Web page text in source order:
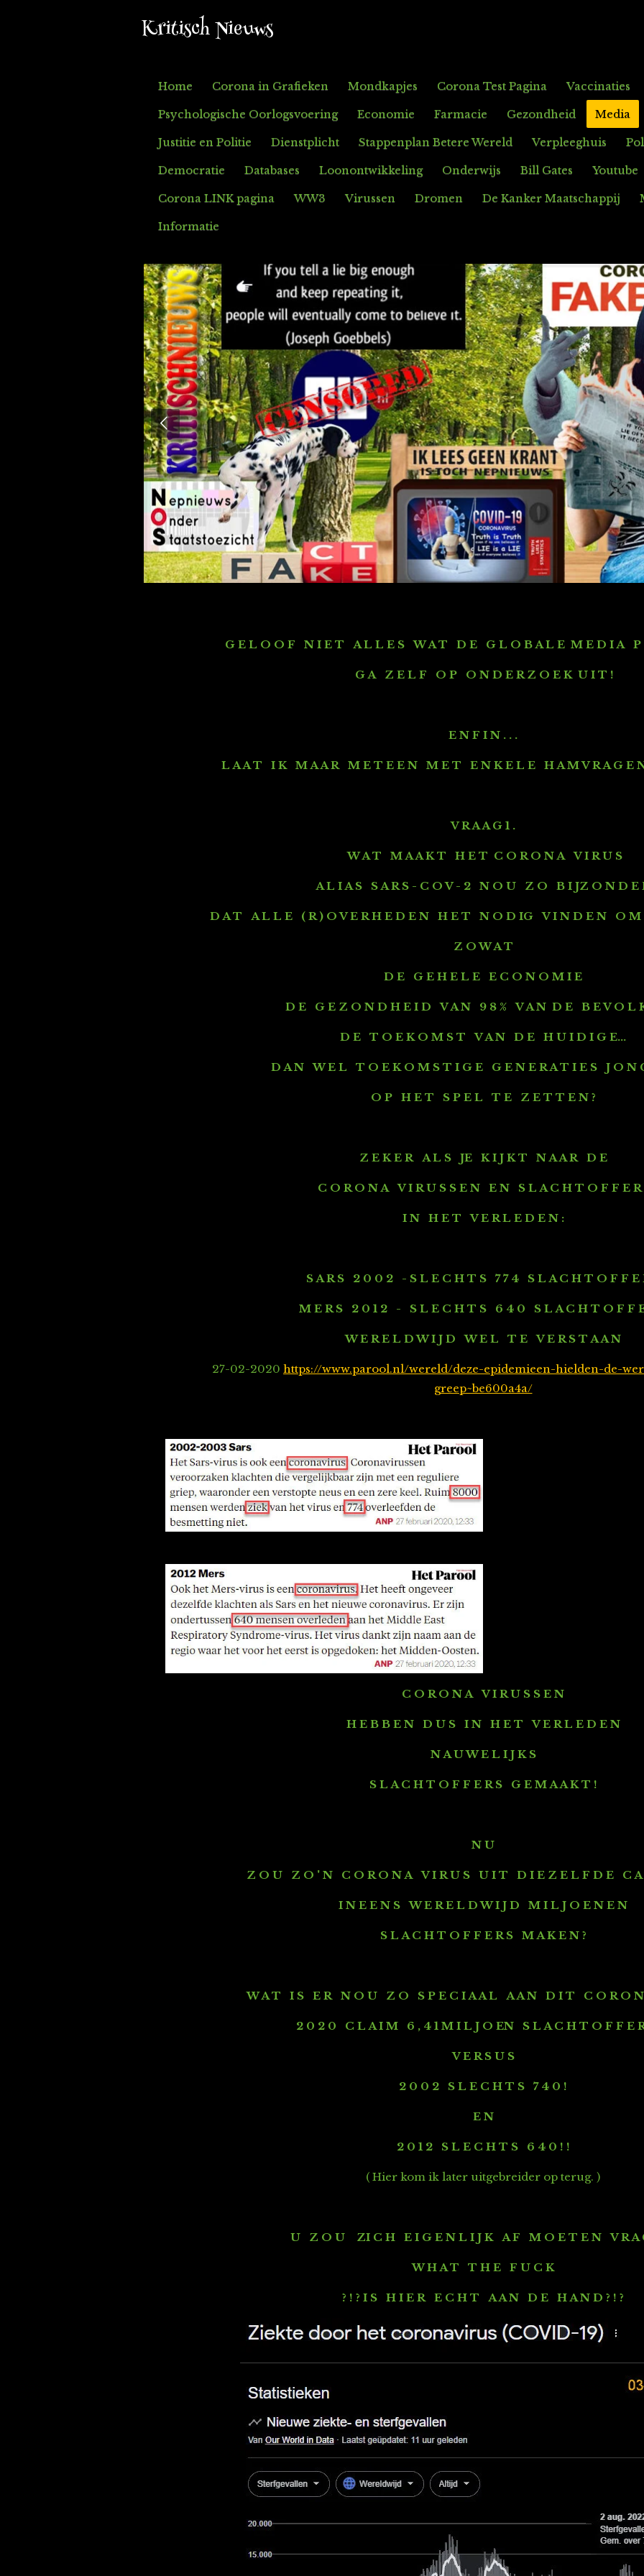
Kritisch Nieuws
Home Corona in Grafieken Mondkapjes Corona Test Pagina Vaccinaties
Psychologische Oorlogsvoering Economie Farmacie Gezondheid Media
Justitie en Politie Dienstplicht Stappenplan Betere Wereld Verpleeghuis
Democratie Databases Loonontwikkeling Onderwijs Bill Gates Youtube
Corona LINK pagina WW3 Virussen Dromen De Kanker Maatschappij
Informatie
G E L O O F N I E T A L L E S W A T D E G L O B A L E M E D I A P
G A Z E L F O P O N D E R Z O E K U I T !
E N F I N . . .
L A A T I K M A A R M E T E E N M E T E N K E L E H A M V R A G E
V R A A G 1 .
W A T M A A K T H E T C O R O N A V I R U S
A L I A S S A R S - C O V - 2 N O U Z O B I JZ O N D E
D A T A L L E ( R ) O V E R H E D E N H E T N O D IG V I N D E N O M
Z O W A T
D E G E H E L E E C O N O M I E
D E G E Z O N D H E I D V A N 9 8 % V A N D E B E V O L
D E T O E K O M S T V A N D E H U I D I G E...
D A N W E L T O E K O M S T I G E G E N E R A T I E S J O N
O P H E T S P E L T E Z E T T E N ?
Z E K E R A L S JE K I J K T N A A R D E
C O R O N A V I R U S S E N E N S L A C H T O F F E R
I N H E T V E R L E D E N :
S A R S 2 0 0 2 - S L E C H T S 7 7 4 S L A C H T O F F E
M E R S 2 0 1 2 - S L E C H T S 6 4 0 S L A C H T O F F
W E R E L D W I J D W E L T E V E R S T A A N
27-02-2020 https://www.parool.nl/wereld/deze-epidemieen-hielden-de-
greep~be600a4a/
C O R O N A V I R U S S E N
H E B B E N D U S I N H E T V E R L E D E N
N A U W E L I J K S
S L A C H T O F F E R S G E M A A K T !
N U
Z O U Z O ' N C O R O N A V I R U S U I T D I E Z E L F D E C A
I N E E N S W E R E L D W I J D M I L J O E N E N
S L A C H T O F F E R S M A K E N ?
W A T I S E R N O U Z O S P E C I A A L A A N D I T C O R O N
2 0 2 0 C L A I M 6 , 4 1 M I L J O EN S L A C H T O F F E R
V E R S U S
2 0 0 2 S L E C H T S 7 4 0 !
E N
2 0 1 2 S L E C H T S 6 4 0 ! !
( Hier kom ik later uitgebreider op terug. )
U Z O U ZI C H E I G E N L I J K A F M O E T E N V R A
W H A T T H E F U C K
? ! ? I S H I E R E C H T A A N D E H A N D ? ! ?